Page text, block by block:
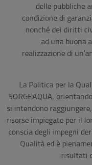
delle pubbliche
condizione di
nonché dei diritti
ad una buona
realizzazione di
La Politica per la
SORGEAQUA,
si intendono
risorse impiegate per il
conscia degli impegni
Qualità ed è
risultati